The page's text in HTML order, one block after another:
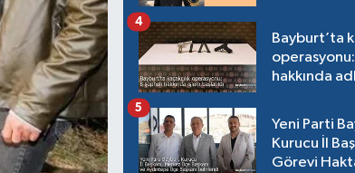
Bayburt’ta
hakkında
4
Yeni Parti
Kurucu İl
Görevi
5